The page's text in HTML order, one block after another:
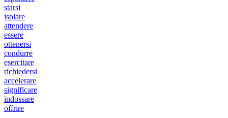
starsi
isolare
attendere
essere
ottenersi
condurre
esercitare
richiedersi
accelerare
significare
indossare
offrire